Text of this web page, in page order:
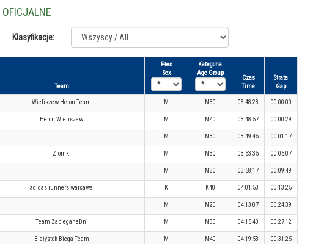
OFICJALNE
Klasyfikacje:
Team
Płeć
Sex
Kategoria
Age Group
Czas
Time
Strata
Gap
Wieliszew Heron Team M M30 03:48:28 00:00:00
Heron Wieliszew M M40 03:48:57 00:00:29
M M30 03:49:45 00:01:17
Ziomki M M30 03:53:35 00:05:07
M M30 03:58:17 00:09:49
adidas runners warsawa K K40 04:01:53 00:13:25
M M20 04:13:07 00:24:39
Team ZabieganeDni M M30 04:15:40 00:27:12
Białystok Biega Team M M40 04:19:53 00:31:25